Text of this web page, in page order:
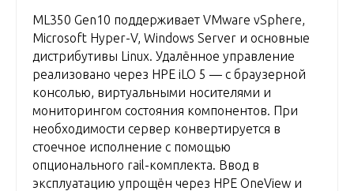
ML350 Gen10 поддерживает VMware vSphere,
Microsoft Hyper-V, Windows Server и основные
дистрибутивы Linux. Удалённое управление
реализовано через HPE iLO 5 — с браузерной
консолью, виртуальными носителями и
мониторингом состояния компонентов. При
необходимости сервер конвертируется в
стоечное исполнение с помощью
опционального rail-комплекта. Ввод в
эксплуатацию упрощён через HPE OneView и